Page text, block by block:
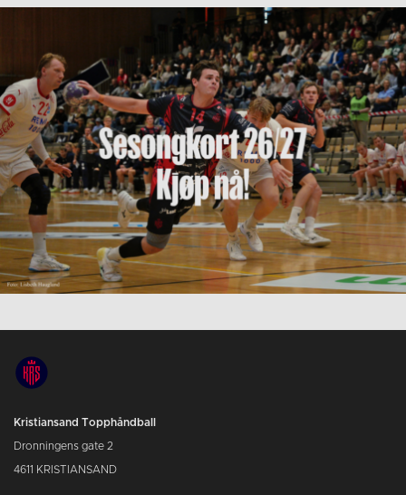
Kristiansand Topphåndball
Dronningens gate 2
4611 KRISTIANSAND